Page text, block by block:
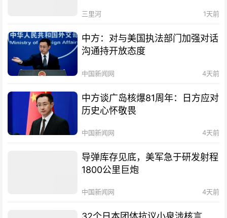
三里河 1天前
中方：对与美国执法部门加强对话
沟通持开放态度
中国新闻网 4天前
中方谈广岛核爆81周年：日方应对
历史心怀敬畏
中国新闻网 4天前
导弹库存见底，美军急于研发射程
1800公里巨炮
中国新闻网 4天前